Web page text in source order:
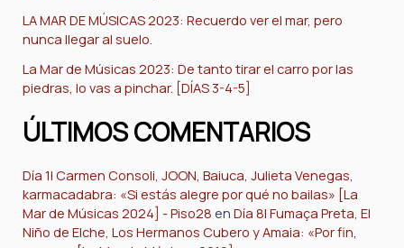
LA MAR DE MÚSICAS 2023: Recuerdo ver el mar, pero
nunca llegar al suelo.
La Mar de Músicas 2023: De tanto tirar el carro por las
piedras, lo vas a pinchar. [DÍAS 3-4-5]
ÚLTIMOS COMENTARIOS
Día 1| Carmen Consoli, JOON, Baiuca, Julieta Venegas,
karmacadabra: «Si estás alegre por qué no bailas» [La
Mar de Músicas 2024] - Piso28 enDía 8| Fumaça Preta, El
Niño de Elche, Los Hermanos Cubero y Amaia: «Por fin,